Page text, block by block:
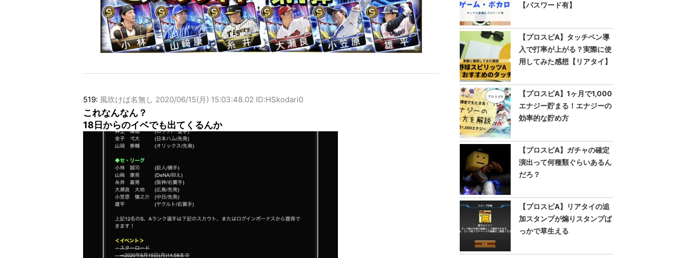
519: 風吹けば名無し 2020/06/15(月) 15:03:48.02 ID:HSkodari0
これなんなん？
18日からのイベでも出てくるんか
【パスワード有】
【プロスピA】タッチペン導
入で打率が上がる？実際に使
用してみた感想【リアタイ】
【プロスピA】1ヶ月で1,000
エナジー貯まる！エナジーの
効率的な貯め方
【プロスピA】ガチャの確定
演出って何種類ぐらいあるん
だろ？
【プロスピA】リアタイの追
加スタンプが煽りスタンプば
っかで草生える